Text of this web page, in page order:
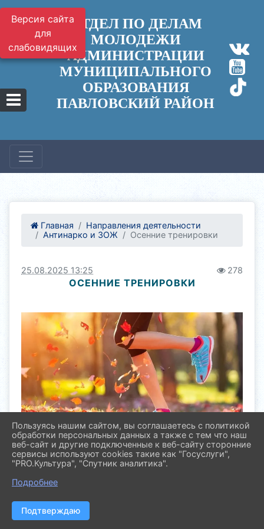
Версия сайта
для
слабовидящих
ОТДЕЛ ПО ДЕЛАМ
МОЛОДЕЖИ
АДМИНИСТРАЦИИ
МУНИЦИПАЛЬНОГО
ОБРАЗОВАНИЯ
ПАВЛОВСКИЙ РАЙОН
Главная
Направления деятельности
Антинарко и ЗОЖ
Осенние тренировки
25.08.2025 13:25 278
ОСЕННИЕ ТРЕНИРОВКИ
Пользуясь нашим сайтом, вы соглашаетесь с политикой
обработки персональных данных а также с тем что наш
веб-сайт и другие подключенные к веб-сайту сторонние
сервисы используют cookies такие как "Госуслуги",
"PRO.Культура", "Спутник аналитика".
Подробнее
Подтверждаю